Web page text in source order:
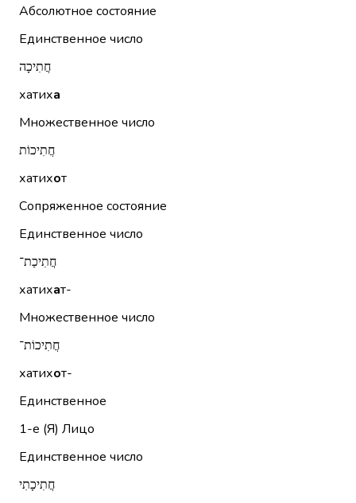
Абсолютное состояние
Единственное число
חֲתִיכָה
хатиха
Множественное число
חֲתִיכוֹת
хатихот
Сопряженное состояние
Единственное число
חֲתִיכַת־
хатихат-
Множественное число
חֲתִיכוֹת־
хатихот-
Единственное
1-е (Я) Лицо
Единственное число
חֲתִיכָתִי